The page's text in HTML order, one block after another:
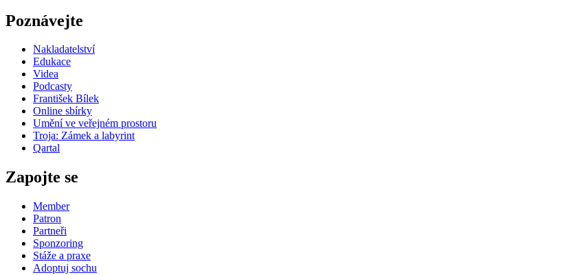
Poznávejte
Nakladatelství
Edukace
Videa
Podcasty
František Bílek
Online sbírky
Umění ve veřejném prostoru
Troja: Zámek a labyrint
Qartal
Zapojte se
Member
Patron
Partneři
Sponzoring
Stáže a praxe
Adoptuj sochu